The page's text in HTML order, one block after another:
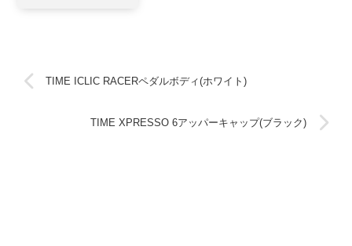
TIME ICLIC RACERペダルボディ(ホワイト)
TIME XPRESSO 6アッパーキャップ(ブラック)